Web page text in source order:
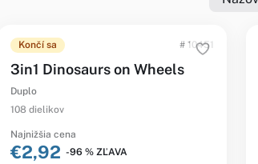
Končí sa # 10451
3in1 Dinosaurs on Wheels
Duplo
108 dielikov
Najnižšia cena
€2,92 -96 % ZĽAVA